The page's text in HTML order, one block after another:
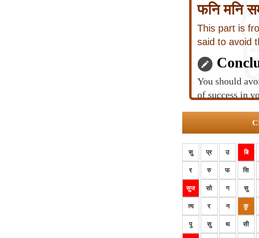
फनि मनि
This part is
said to avoid
You should
of success in
सु प्र उ बि
र रु फ सि
सुज सो ग सु
त्य र न कु
पु सु थ सी